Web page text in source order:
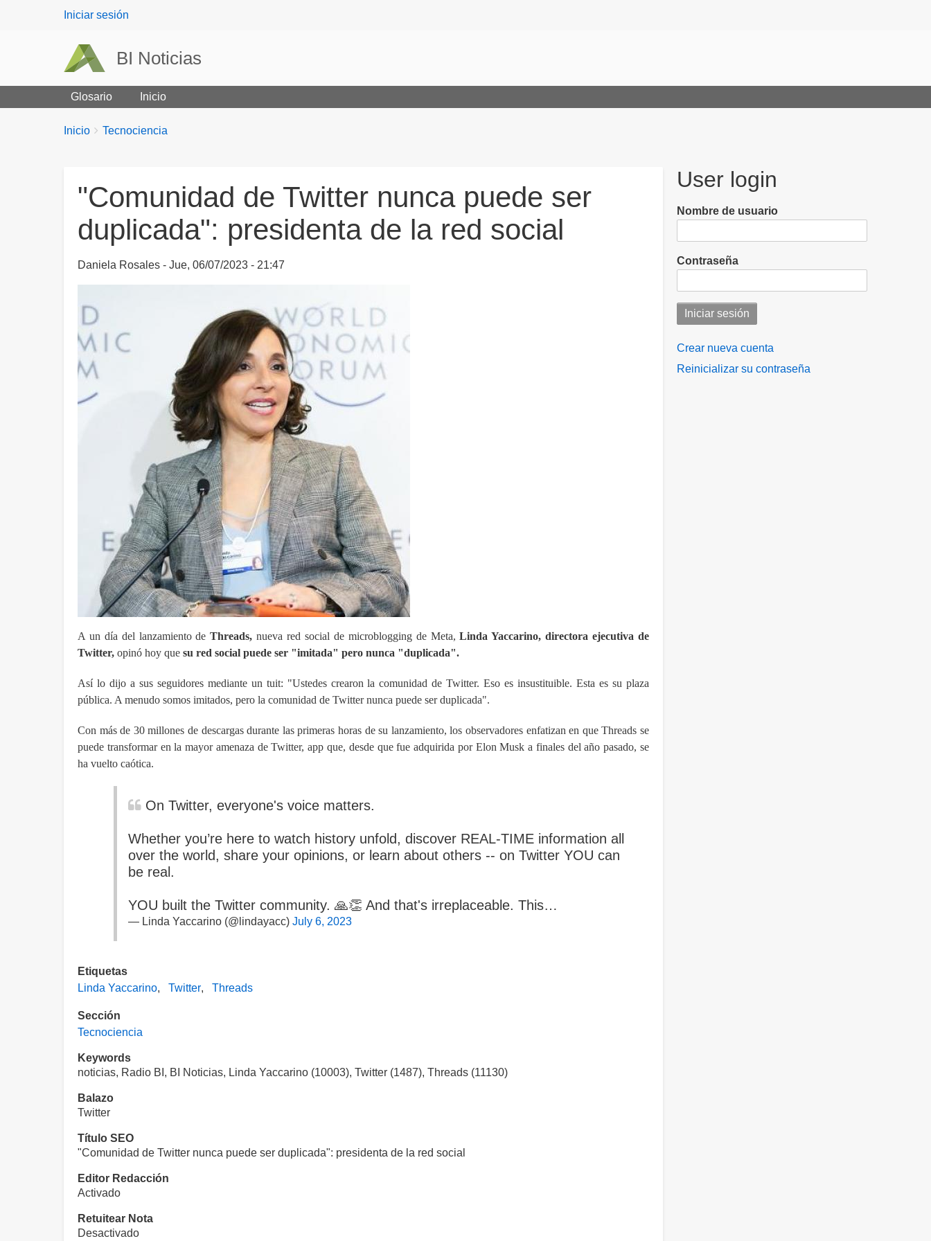
User
Iniciar sesión
BI Noticias
Glosario Inicio
Breadcrumbs
You
Inicio Tecnociencia
"Comunidad de Twitter nunca puede ser
duplicada": presidenta de la red social
Daniela Rosales Jue, 06/07/2023 - 21:47
A un día del lanzamiento deThreads, nueva red social de microblogging de Meta,Linda Yaccarino, directora ejecutiva de
Twitter, opinó hoy que su red social puede ser "imitada" pero nunca "duplicada".
Así lo dijo a sus seguidores mediante un tuit: "Ustedes crearon la comunidad de Twitter. Eso es insustituible. Esta es su plaza
pública. A menudo somos imitados, pero la comunidad de Twitter nunca puede ser duplicada".
Con más de 30 millones de descargas durante las primeras horas de su lanzamiento, los observadores enfatizan en que Threads se
puede transformar en la mayor amenaza de Twitter, app que, desde que fue adquirida por Elon Musk a finales del año pasado, se
ha vuelto caótica.
On Twitter, everyone's voice matters.
Whether you’re here to watch history unfold, discover REAL-TIME information all
over the world, share your opinions, or learn about others -- on Twitter YOU can
be real.
YOU built the Twitter community. 🙏👏 And that's irreplaceable. This…
— Linda Yaccarino (@lindayacc) July 6, 2023
Etiquetas
Linda Yaccarino
Twitter Threads
Sección
Tecnociencia
Keywords
noticias, Radio BI, BI Noticias, Linda Yaccarino (10003), Twitter (1487), Threads (11130)
Balazo
Twitter
Título SEO
"Comunidad de Twitter nunca puede ser duplicada": presidenta de la red social
Editor Redacción
Activado
Retuitear Nota
Desactivado
User login
Nombre de usuario
Contraseña
Crear nueva cuenta
Reinicializar su contraseña